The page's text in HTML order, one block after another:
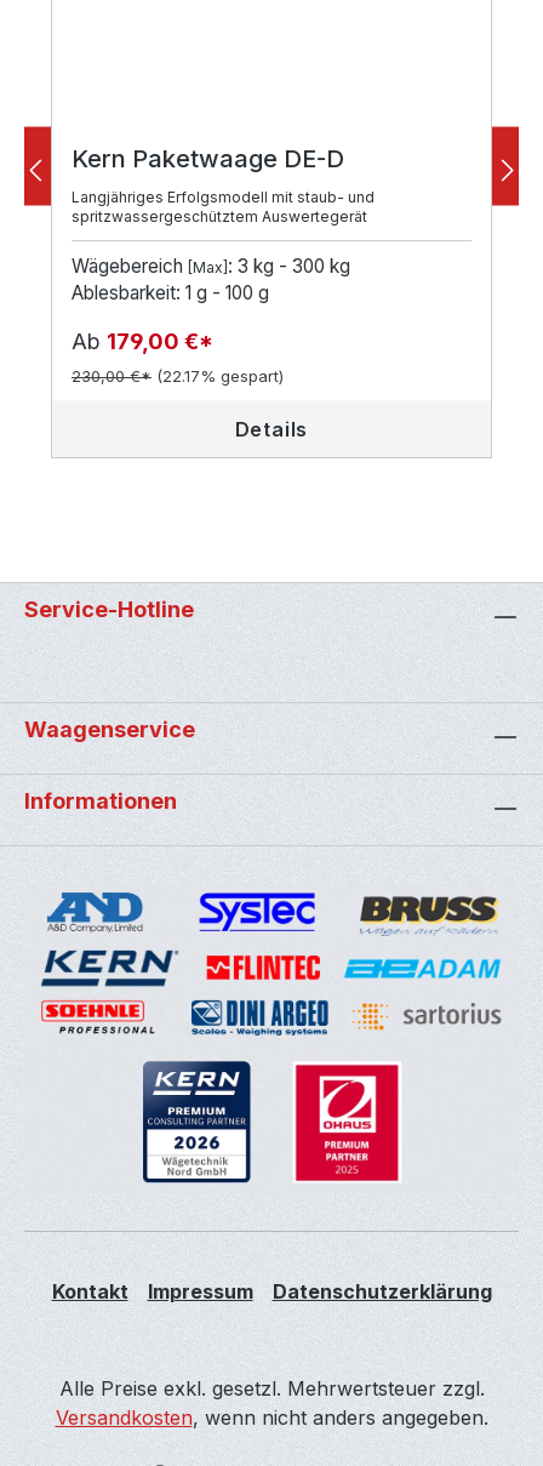
Kern Paketwaage DE-D
Langjähriges Erfolgsmodell mit staub- und
spritzwassergeschütztem Auswertegerät
Wägebereich [Max] : 3 kg - 300 kg
Ablesbarkeit: 1 g - 100 g
Ab 179,00 €*
230,00 €* (22.17% gespart)
Details
Service-Hotline
Waagenservice
Informationen
Kontakt Impressum Datenschutzerklärung
Alle Preise exkl. gesetzl. Mehrwertsteuer zzgl.
Versandkosten, wenn nicht anders angegeben.